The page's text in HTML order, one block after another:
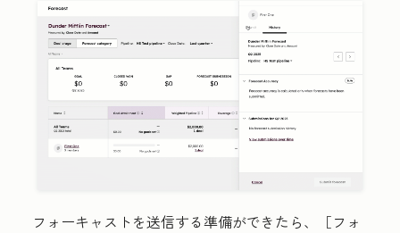
フォーキャストを送信する準備ができたら、［フォ